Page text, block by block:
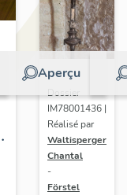
Aperçu
Dossier
IM78001436 |
Réalisé par
Waltisperger
Chantal
-
Förstel